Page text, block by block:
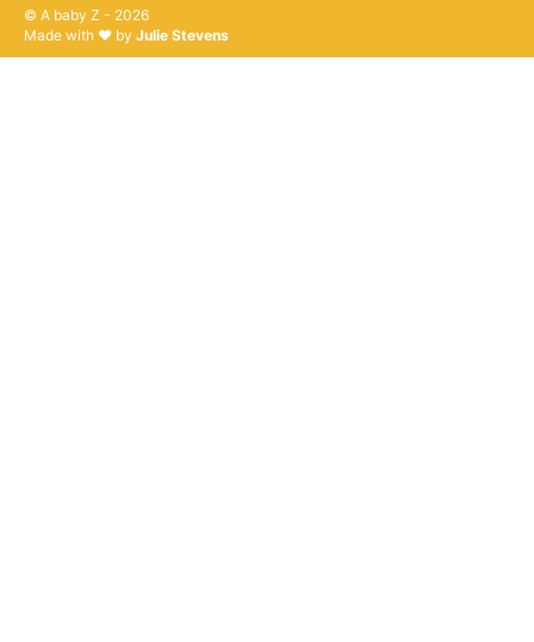
© A baby Z - 2026
Made with ♥ by Julie Stevens